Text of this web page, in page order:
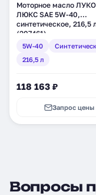
Моторное масло
ЛЮКС SAE 5W-40,
синтетическое, 216,5
(207461)
5W-40
216,5 л
118 163 ₽
Запрос цены
Вопросы